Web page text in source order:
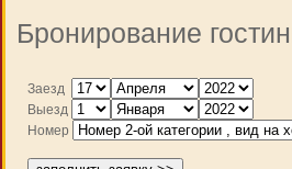
Бронирование
Заезд
Выезд
Номер